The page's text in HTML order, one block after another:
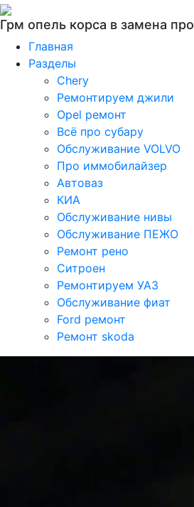
Грм опель корса в замена
Главная
Разделы
Chery
Ремонтируем джили
Opel ремонт
Всё про субару
Обслуживание VOLVO
Про иммобилайзер
Автоваз
КИА
Обслуживание нивы
Обслуживание ПЕЖО
Ремонт рено
Ситроен
Ремонтируем УАЗ
Обслуживание фиат
Ford ремонт
Ремонт skoda